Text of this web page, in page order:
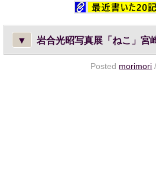
▼ 岩合光昭写真展「ねこ」宮
Posted morimori